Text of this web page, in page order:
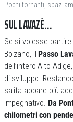
Pochi tornanti, spazi
SUL LAVAZÈ…
Se si volesse
Bolzano, il Passo
dell’intero Alto
di sviluppo.
salita appare più
impegnativo. Da
chilometri con